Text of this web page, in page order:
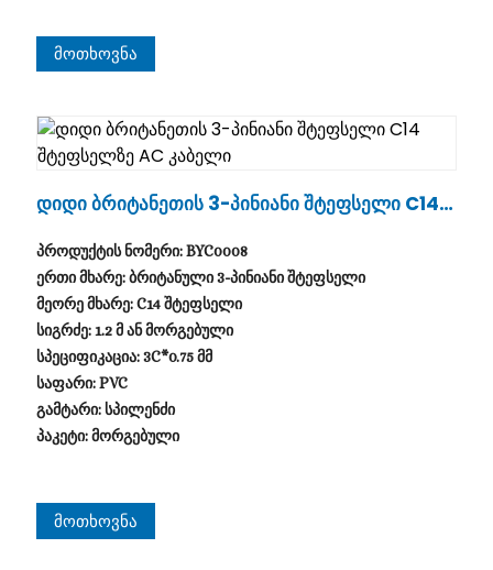
Მოთხოვნა
Დიდი Ბრიტანეთის 3-Პინიანი Შტეფსელი C14 Შ
პროდუქტის ნომერი: BYC0008
ერთი მხარე: ბრიტანული 3-პინიანი შტეფსელი
მეორე მხარე: C14 შტეფსელი
სიგრძე: 1.2 მ ან მორგებული
სპეციფიკაცია: 3C*0.75 მმ
საფარი: PVC
გამტარი: სპილენძი
პაკეტი: მორგებული
Მოთხოვნა